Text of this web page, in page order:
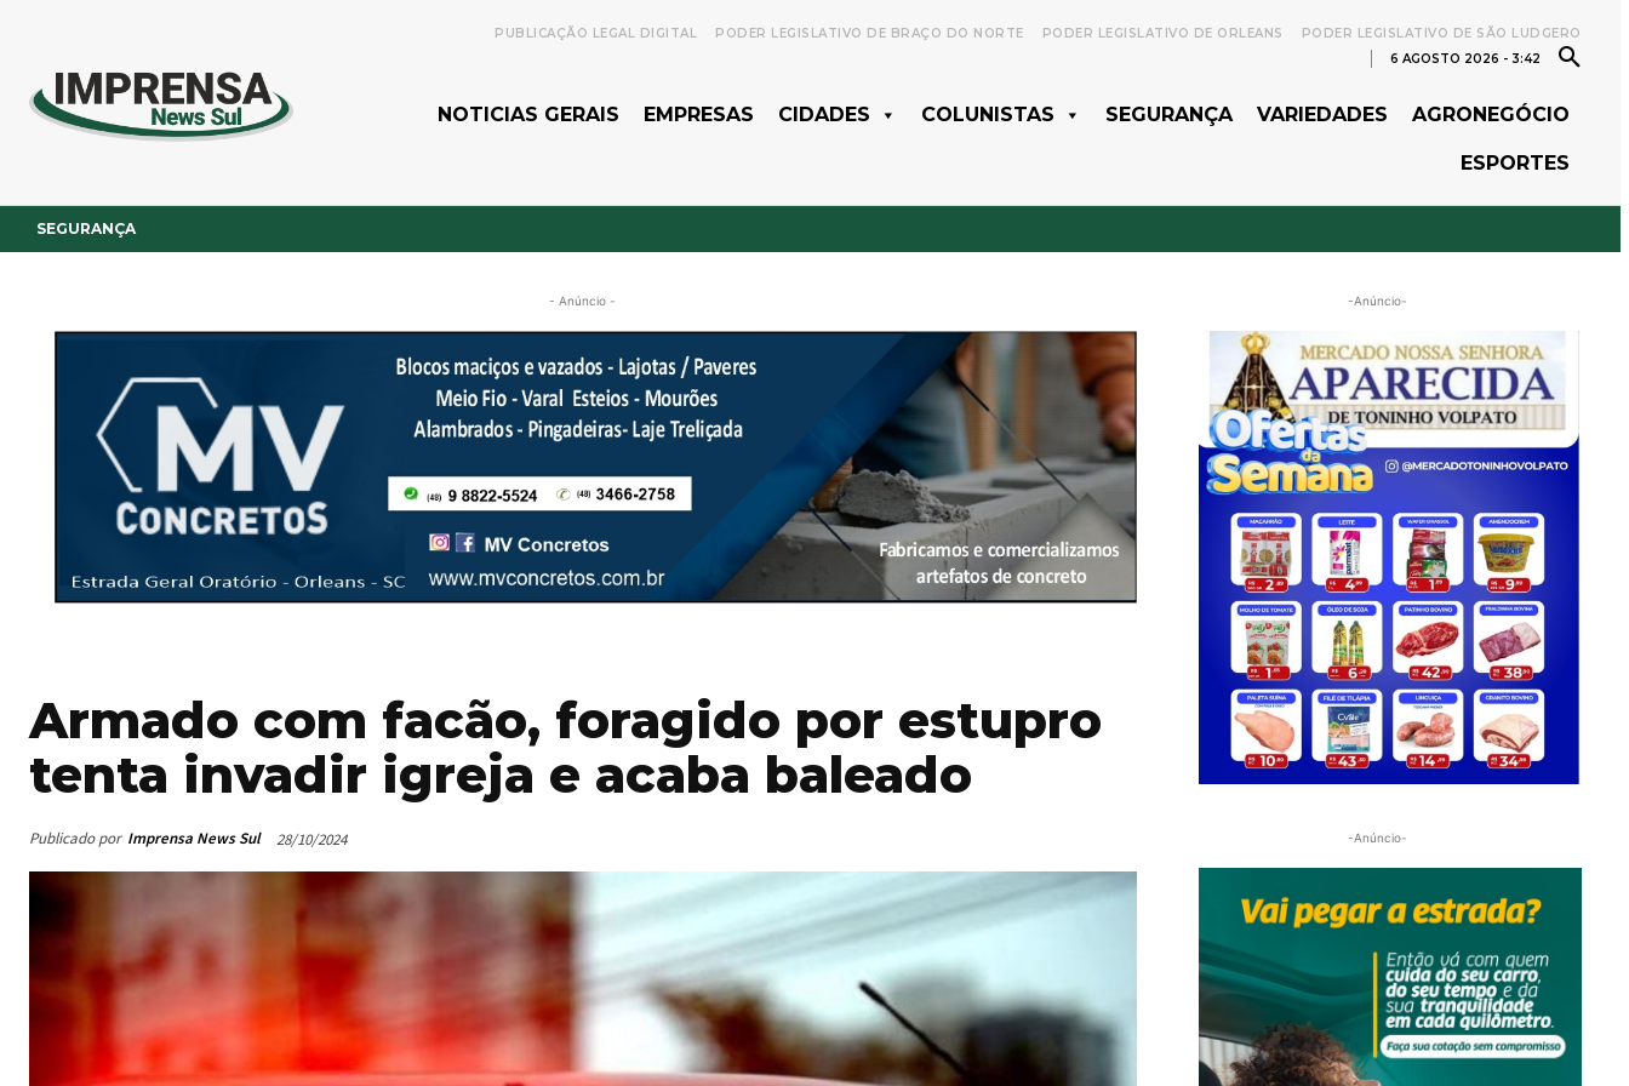
PUBLICAÇÃO LEGAL DIGITAL PODER LEGISLATIVO DE BRAÇO DO NORTE PODER LEGISLATIVO DE ORLEANS
PODER LEGISLATIVO DE SÃO LUDGERO
6 AGOSTO 2026 - 3:42
NOTICIAS GERAIS EMPRESAS CIDADES COLUNISTAS SEGURANÇA VARIEDADES AGRONEGÓCIO
ESPORTES
SEGURANÇA
- Anúncio -
Armado com facão, foragido por estupro
tenta invadir igreja e acaba baleado
Publicado por Imprensa News Sul 28/10/2024
-Anúncio-
-Anúncio-